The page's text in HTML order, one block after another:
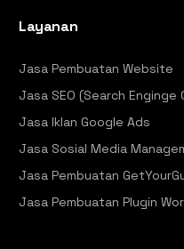
Layanan
Jasa Pembuatan Website
Jasa SEO (Search Enginge
Jasa Iklan Google Ads
Jasa Sosial Media
Jasa Pembuatan
Jasa Pembuatan Plugin